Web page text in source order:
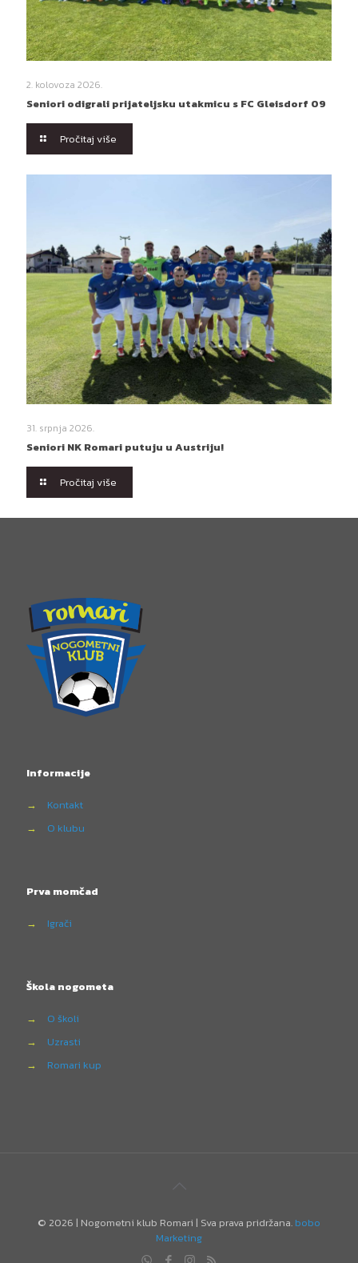
2. kolovoza 2026.
Seniori odigrali prijateljsku utakmicu s FC Gleisdorf 09
Pročitaj više
31. srpnja 2026.
Seniori NK Romari putuju u Austriju!
Pročitaj više
Informacije
→
Kontakt
→
O klubu
Prva momčad
→ Igrači
Škola nogometa
→
O školi
→
Uzrasti
→
Romari kup
© 2026 | Nogometni klub Romari | Sva prava pridržana. bobo
Marketing